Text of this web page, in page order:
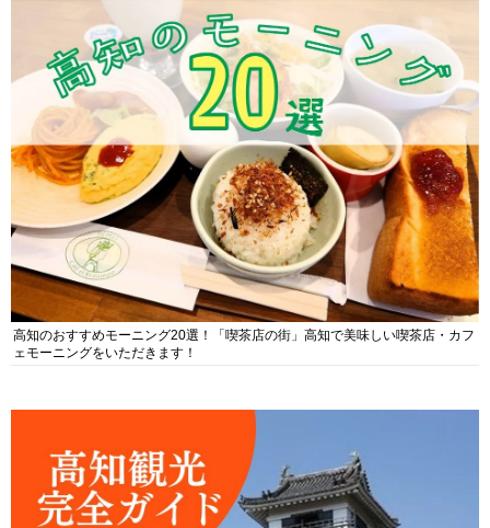
高知のおすすめモーニング20選！「喫茶店の街」高知で美味しい喫茶店・カフ
ェモーニングをいただきます！